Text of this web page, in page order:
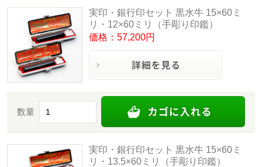
実印・銀行印セット 黒水牛 15×60ミ
リ・12×60ミリ（手彫り印鑑）
価格：57,200円
数量
実印・銀行印セット 黒水牛 15×60ミ
リ・13.5×60ミリ（手彫り印鑑）